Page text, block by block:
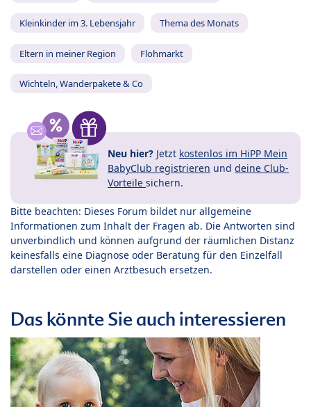
Kleinkinder im 3. Lebensjahr Thema des Monats
Eltern in meiner Region Flohmarkt
Wichteln, Wanderpakete & Co
Neu hier? Jetzt kostenlos im HiPP Mein
BabyClub registrieren und deine Club-
Vorteile sichern.
Bitte beachten: Dieses Forum bildet nur allgemeine
Informationen zum Inhalt der Fragen ab. Die Antworten sind
unverbindlich und können aufgrund der räumlichen Distanz
keinesfalls eine Diagnose oder Beratung für den Einzelfall
darstellen oder einen Arztbesuch ersetzen.
Das könnte Sie auch interessieren